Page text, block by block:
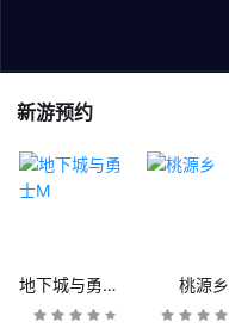
新游预约
地下城与勇士M 桃源乡